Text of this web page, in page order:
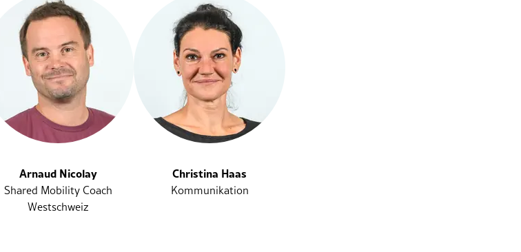
Arnaud Nicolay
Shared Mobility Coach
Westschweiz
Christina Haas
Kommunikation